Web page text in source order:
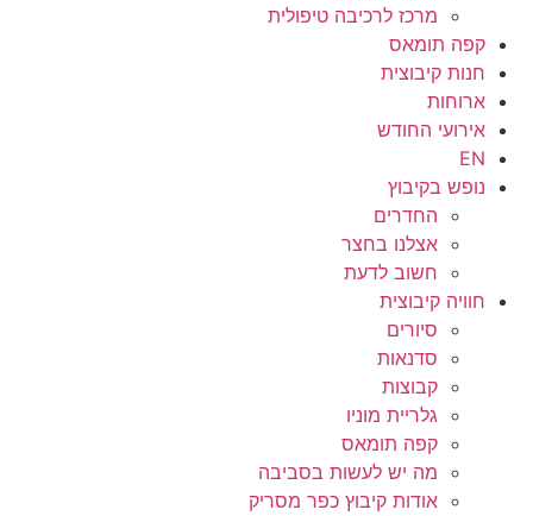
מרכז לרכיבה טיפולית
קפה תומאס
חנות קיבוצית
ארוחות
אירועי החודש
EN
נופש בקיבוץ
החדרים
אצלנו בחצר
חשוב לדעת
חוויה קיבוצית
סיורים
סדנאות
קבוצות
גלריית מוניו
קפה תומאס
מה יש לעשות בסביבה
אודות קיבוץ כפר מסריק